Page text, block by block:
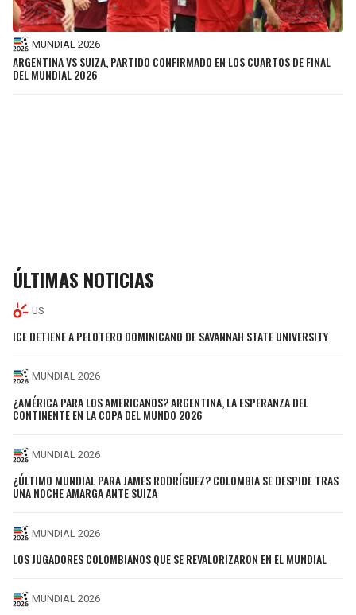
MUNDIAL 2026
ARGENTINA VS SUIZA, PARTIDO CONFIRMADO EN LOS CUARTOS DE FINAL
DEL MUNDIAL 2026
ÚLTIMAS NOTICIAS
US
ICE DETIENE A PELOTERO DOMINICANO DE SAVANNAH STATE UNIVERSITY
MUNDIAL 2026
¿AMÉRICA PARA LOS AMERICANOS? ARGENTINA, LA ESPERANZA DEL
CONTINENTE EN LA COPA DEL MUNDO 2026
MUNDIAL 2026
¿ÚLTIMO MUNDIAL PARA JAMES RODRÍGUEZ? COLOMBIA SE DESPIDE TRAS
UNA NOCHE AMARGA ANTE SUIZA
MUNDIAL 2026
LOS JUGADORES COLOMBIANOS QUE SE REVALORIZARON EN EL MUNDIAL
MUNDIAL 2026